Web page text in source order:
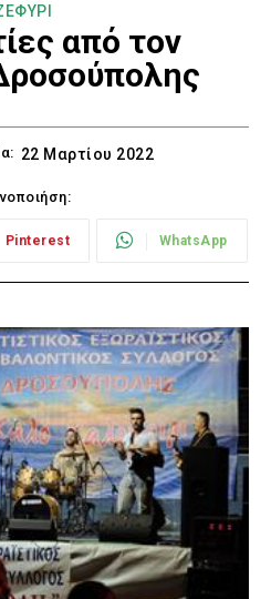
από τον
22 Μαρτίου 2022
Pinterest WhatsApp